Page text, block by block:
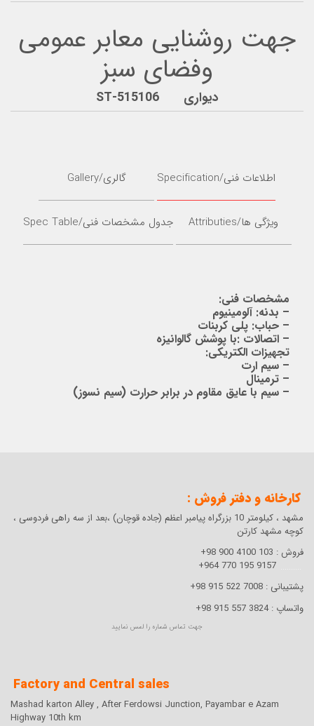
جهت روشنایی معابر عمومی
وفضای سبز
دیواری ST-515106
اطلاعات فنی/Specification گالری/Gallery
ویژگی ها/Attributies جدول مشخصات فنی/Spec Table
مشخصات فنی:
– بدنه: آلومینیوم
– حباب: پلی کربنات
– اتصالات :با پوشش گالوانیزه
تجهیزات الکتریکی:
– سیم ارت
– ترمینال
– سیم با عایق مقاوم در برابر حرارت (سیم نسوز)
توجه: تمامی اندازه ها به میلیمتر می باشد
کارخانه و دفتر فروش :
مشهد ، کیلومتر 10 بزرگراه پیامبر اعظم (جاده قوچان) ،بعد از سه راهی فردوسی ،
کوچه مشهد کارتن
فروش : 103 4100 900 98+
9157 195 770 964+
پشتیبانی : 7008 522 915 98+
واتساپ :3824 557 915 98+
جهت تماس شماره را لمس نمایید
Factory and Central sales
Mashad karton Alley , After Ferdowsi Junction, Payambar e Azam
Highway 10th km